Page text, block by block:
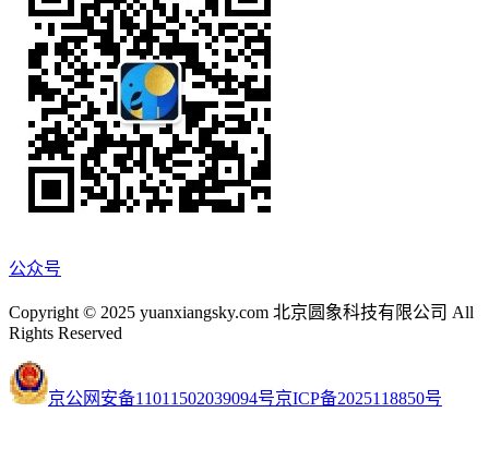
公众号
Copyright © 2025 yuanxiangsky.com 北京圆象科技有限公司 All
Rights Reserved
京公网安备11011502039094号京ICP备2025118850号